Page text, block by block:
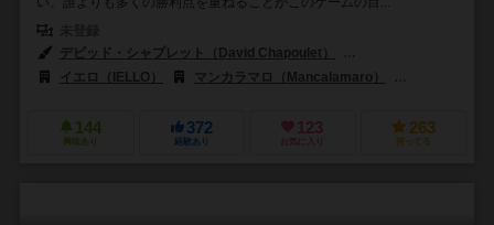
デビッド・シャプレット（David Chapoulet）
イエロ（IELLO）
マンカラマロ（Mancalamaro）
144
興味あり
372
経験あり
123
お気に入り
263
持ってる